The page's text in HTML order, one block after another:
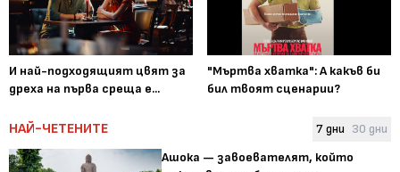
И най-подходящият цвят за
дреха на първа среща е...
"Мъртва хватка": А какъв би
бил твоят сценарии?
НАЙ-ЧЕТЕНИТЕ 7 дни 30 дни
Ашока — завоевателят, който